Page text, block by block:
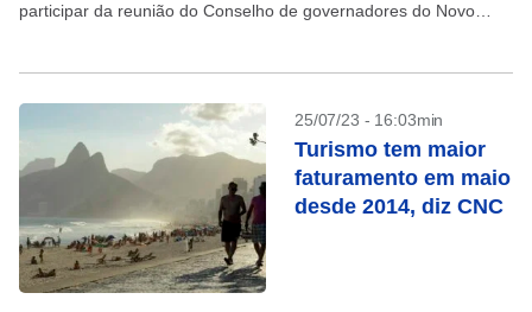
participar da reunião do Conselho de governadores do Novo
25/07/23 - 16:03min
Turismo tem maior
faturamento em maio
desde 2014, diz CNC